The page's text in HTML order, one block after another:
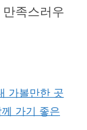
족스러우
가볼만한 곳
가기 좋은